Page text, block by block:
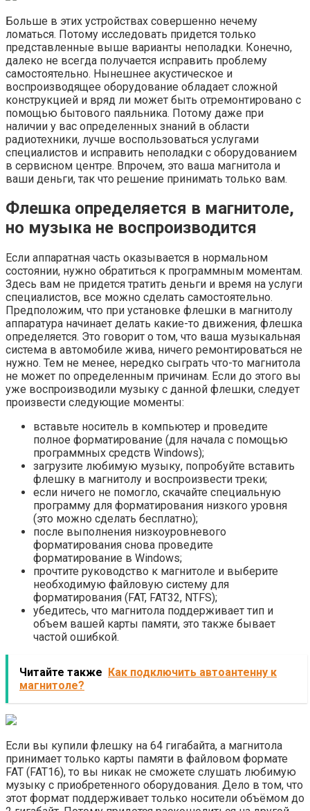
Больше в этих устройствах совершенно нечему
ломаться. Потому исследовать придется только
представленные выше варианты неполадки. Конечно,
далеко не всегда получается исправить проблему
самостоятельно. Нынешнее акустическое и
воспроизводящее оборудование обладает сложной
конструкцией и вряд ли может быть отремонтировано с
помощью бытового паяльника. Потому даже при
наличии у вас определенных знаний в области
радиотехники, лучше воспользоваться услугами
специалистов и исправить неполадки с оборудованием
в сервисном центре. Впрочем, это ваша магнитола и
ваши деньги, так что решение принимать только вам.
Флешка определяется в магнитоле,
но музыка не воспроизводится
Если аппаратная часть оказывается в нормальном
состоянии, нужно обратиться к программным моментам.
Здесь вам не придется тратить деньги и время на услуги
специалистов, все можно сделать самостоятельно.
Предположим, что при установке флешки в магнитолу
аппаратура начинает делать какие-то движения, флешка
определяется. Это говорит о том, что ваша музыкальная
система в автомобиле жива, ничего ремонтироваться не
нужно. Тем не менее, нередко сыграть что-то магнитола
не может по определенным причинам. Если до этого вы
уже воспроизводили музыку с данной флешки, следует
произвести следующие моменты:
вставьте носитель в компьютер и проведите
полное форматирование (для начала с помощью
программных средств Windows);
загрузите любимую музыку, попробуйте вставить
флешку в магнитолу и воспроизвести треки;
если ничего не помогло, скачайте специальную
программу для форматирования низкого уровня
(это можно сделать бесплатно);
после выполнения низкоуровневого
форматирования снова проведите
форматирование в Windows;
прочтите руководство к магнитоле и выберите
необходимую файловую систему для
форматирования (FAT, FAT32, NTFS);
убедитесь, что магнитола поддерживает тип и
объем вашей карты памяти, это также бывает
частой ошибкой.
Читайте также
Как подключить автоантенну к
магнитоле?
Если вы купили флешку на 64 гигабайта, а магнитола
принимает только карты памяти в файловом формате
FAT (FAT16), то вы никак не сможете слушать любимую
музыку с приобретенного оборудования. Дело в том, что
этот формат поддерживает только носители объёмом до